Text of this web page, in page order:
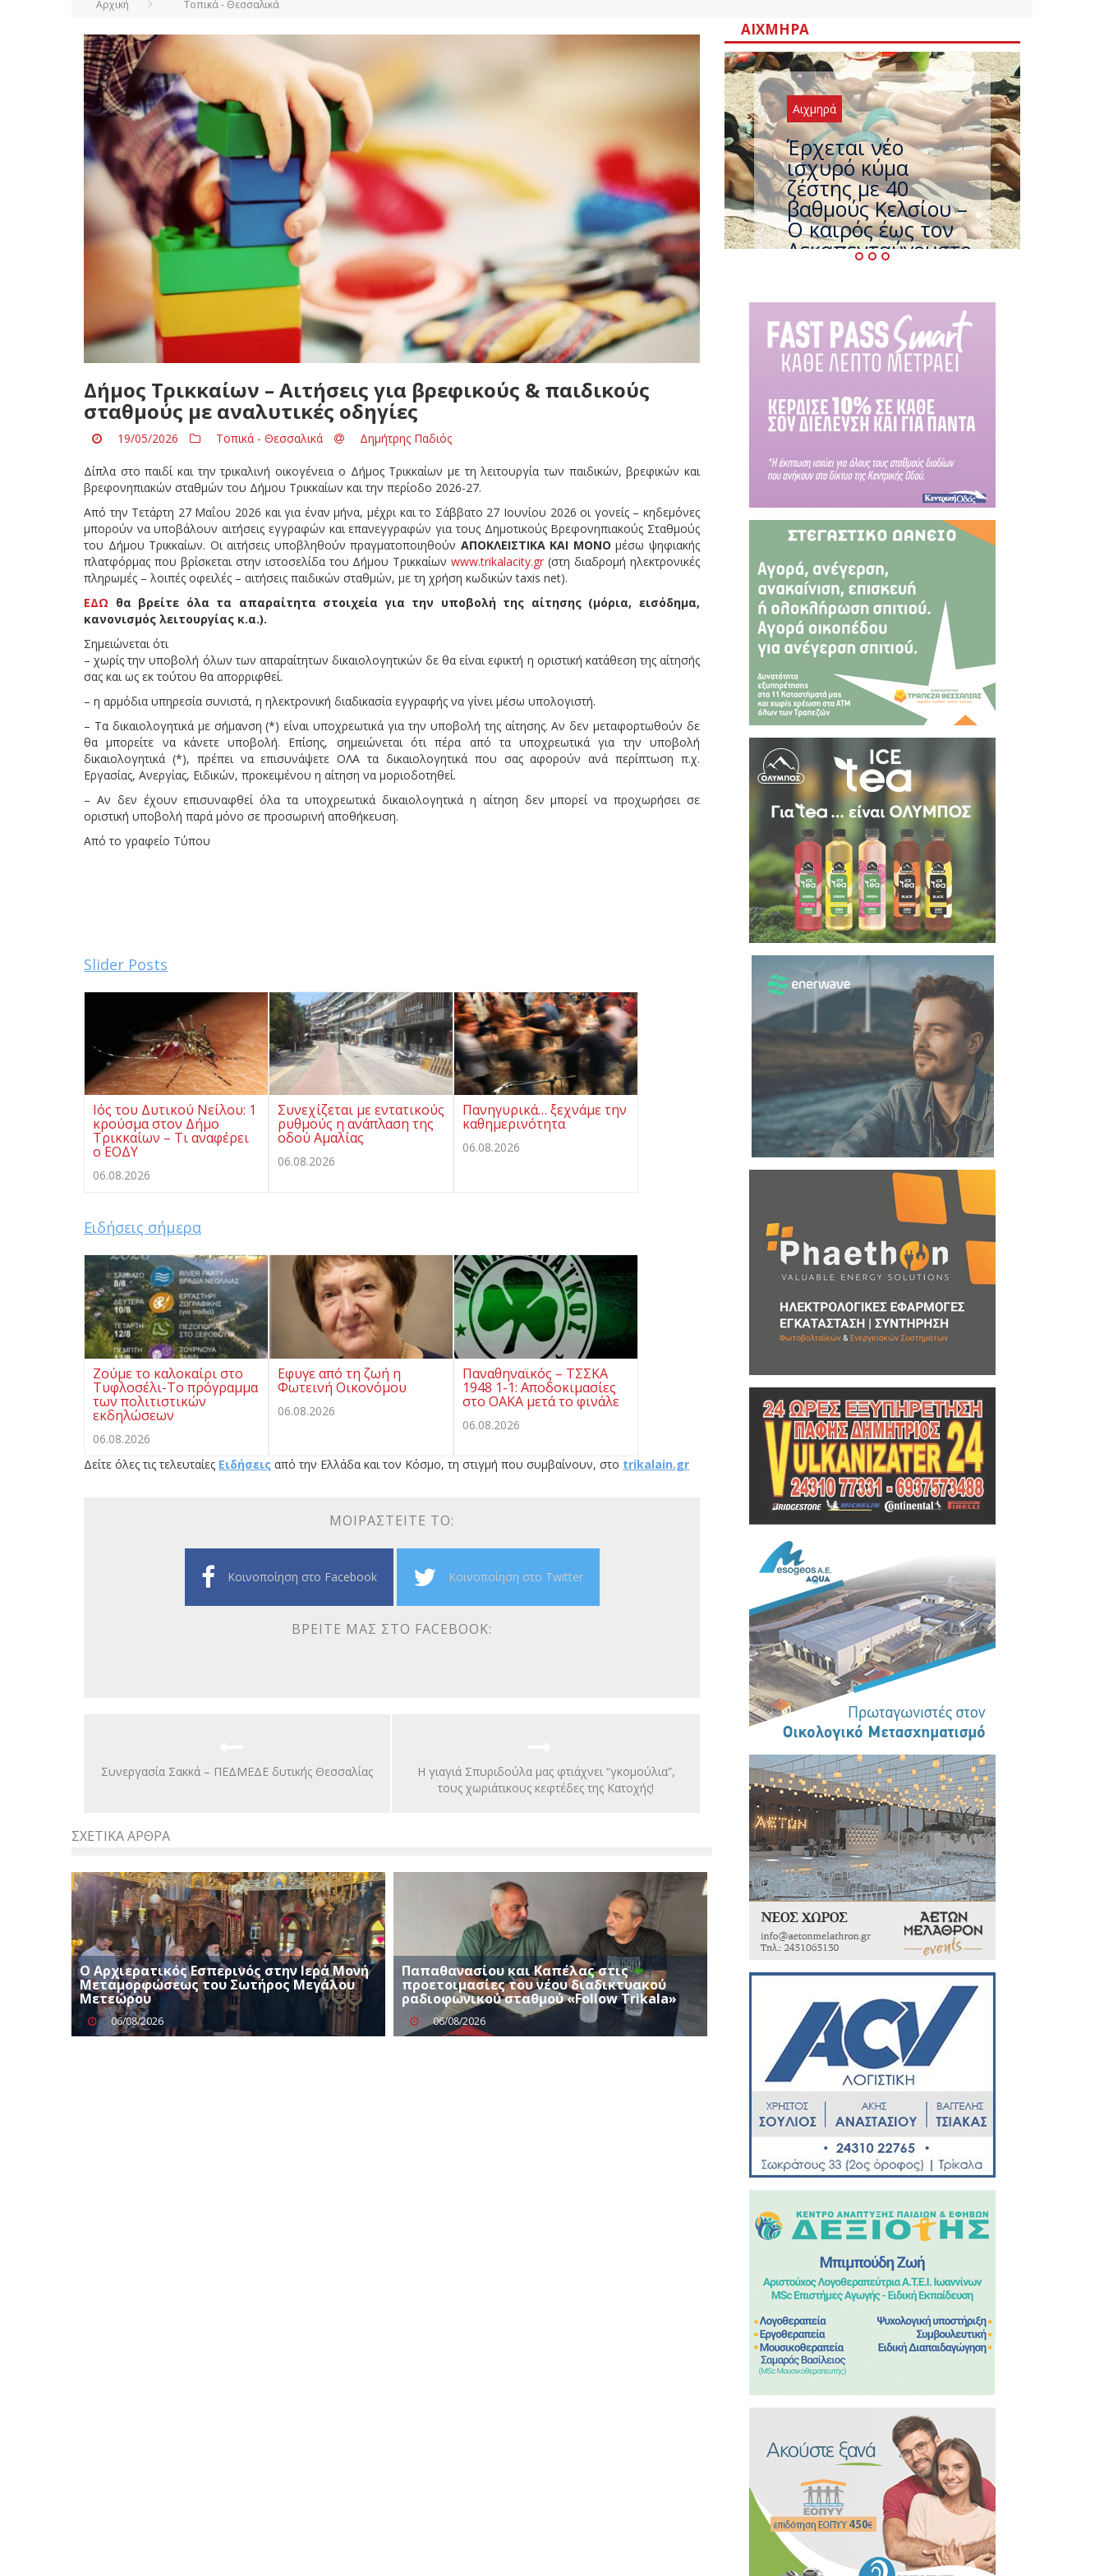
Αρχική Τοπικά - Θεσσαλικά
Δήμος Τρικκαίων – Αιτήσεις για βρεφικούς & παιδικούς
σταθμούς με αναλυτικές οδηγίες
19/05/2026 Τοπικά - Θεσσαλικά Δημήτρης Παδιός
Δίπλα στο παιδί και την τρικαλινή οικογένεια ο Δήμος Τρικκαίων με τη λειτουργία των παιδικών, βρεφικών και
βρεφονηπιακών σταθμών του Δήμου Τρικκαίων και την περίοδο 2026-27.
Από την Τετάρτη 27 Μαΐου 2026 και για έναν μήνα, μέχρι και το Σάββατο 27 Ιουνίου 2026 οι γονείς – κηδεμόνες
μπορούν να υποβάλουν αιτήσεις εγγραφών και επανεγγραφών για τους Δημοτικούς Βρεφονηπιακούς Σταθμούς
του Δήμου Τρικκαίων. Οι αιτήσεις υποβληθούν πραγματοποιηθούν ΑΠΟΚΛΕΙΣΤΙΚΑ ΚΑΙ ΜΟΝΟ μέσω ψηφιακής
πλατφόρμας που βρίσκεται στην ιστοσελίδα του Δήμου Τρικκαίωνwww.trikalacity.gr (στη διαδρομή ηλεκτρονικές
πληρωμές – λοιπές οφειλές – αιτήσεις παιδικών σταθμών, με τη χρήση κωδικών taxis net).
ΕΔΩ θα βρείτε όλα τα απαραίτητα στοιχεία για την υποβολή της αίτησης (μόρια, εισόδημα,
κανονισμός λειτουργίας κ.α.).
Σημειώνεται ότι
– χωρίς την υποβολή όλων των απαραίτητων δικαιολογητικών δε θα είναι εφικτή η οριστική κατάθεση της αίτησής
σας και ως εκ τούτου θα απορριφθεί.
– η αρμόδια υπηρεσία συνιστά, η ηλεκτρονική διαδικασία εγγραφής να γίνει μέσω υπολογιστή.
– Τα δικαιολογητικά με σήμανση (*) είναι υποχρεωτικά για την υποβολή της αίτησης. Αν δεν μεταφορτωθούν δε
θα μπορείτε να κάνετε υποβολή. Επίσης, σημειώνεται ότι πέρα από τα υποχρεωτικά για την υποβολή
δικαιολογητικά (*), πρέπει να επισυνάψετε ΟΛΑ τα δικαιολογητικά που σας αφορούν ανά περίπτωση π.χ.
Εργασίας, Ανεργίας, Ειδικών, προκειμένου η αίτηση να μοριοδοτηθεί.
– Αν δεν έχουν επισυναφθεί όλα τα υποχρεωτικά δικαιολογητικά η αίτηση δεν μπορεί να προχωρήσει σε
οριστική υποβολή παρά μόνο σε προσωρινή αποθήκευση.
Από το γραφείο Τύπου
Slider Posts
Ιός του Δυτικού Νείλου: 1
κρούσμα στον Δήμο
Τρικκαίων – Τι αναφέρει
ο ΕΟΔΥ
06.08.2026
Συνεχίζεται με εντατικούς
ρυθμούς η ανάπλαση της
οδού Αμαλίας
06.08.2026
Πανηγυρικά… ξεχνάμε την
καθημερινότητα
06.08.2026
Ειδήσεις σήμερα
Ζούμε το καλοκαίρι στο
Τυφλοσέλι-Το πρόγραμμα
των πολιτιστικών
εκδηλώσεων
06.08.2026
Eφυγε από τη ζωή η
Φωτεινή Οικονόμου
06.08.2026
Παναθηναϊκός – ΤΣΣΚΑ
1948 1-1: Αποδοκιμασίες
στο ΟΑΚΑ μετά το φινάλε
06.08.2026
Δείτε όλες τις τελευταίες Ειδήσεις από την Ελλάδα και τον Κόσμο, τη στιγμή που συμβαίνουν, στο trikalain.gr
ΜΟΙΡΑΣΤΕΊΤΕ ΤΟ:
Κοινοποίηση στο Facebook Κοινοποίηση στο Twitter
ΒΡΕΊΤΕ ΜΑΣ ΣΤΟ FACEBOOK:
Συνεργασία Σακκά – ΠΕΔΜΕΔΕ δυτικής Θεσσαλίας
H γιαγιά Σπυριδούλα μας φτιάχνει “γκομούλια”,
τους χωριάτικους κεφτέδες της Κατοχής!
ΣΧΕΤΙΚΆ ΆΡΘΡΑ
Ο Αρχιερατικός Εσπερινός στην Ιερά Μονή
Μεταμορφώσεως του Σωτήρος Μεγάλου
Μετεώρου
06/08/2026
Παπαθανασίου και Καπέλας στις
προετοιμασίες του νέου διαδικτυακού
ραδιοφωνικού σταθμού «Follow Trikala»
06/08/2026
ΑΙΧΜΗΡΆ
Αιχμηρά
Έρχεται νέο
ισχυρό κύμα
ζέστης με 40
βαθμούς Κελσίου –
Ο καιρός έως τον
Δεκαπενταύγουστο